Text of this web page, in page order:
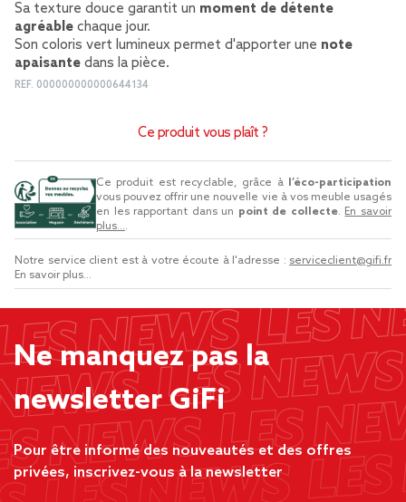
Sa texture douce garantit un moment de détente
agréable chaque jour.
Son coloris vert lumineux permet d'apporter une note
apaisante dans la pièce.
REF. 000000000000644134
Ce produit vous plaît ?
Ce produit est recyclable, grâce à
l’éco-participation
vous pouvez offrir une nouvelle vie à vos meuble usagés
en les rapportant dans un point de collecte. En savoir
plus....
Notre service client est à votre écoute à l'adresse : serviceclient@gifi.fr
En savoir plus...
Ne manquez pas la
newsletter GiFi
Pour être informé des nouveautés et des offres
privées, inscrivez-vous à la newsletter